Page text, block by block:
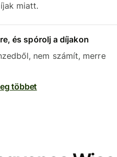
miatt.
és spórolj a díjakon
nem számít, merre
többet